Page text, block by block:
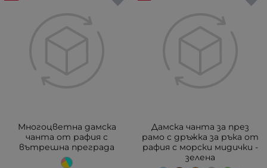
Многоцветна дамска
чанта от рафия с
вътрешна преграда
Дамска чанта за през
рамо с дръжка за ръка от
рафия с морски мидички -
зелена